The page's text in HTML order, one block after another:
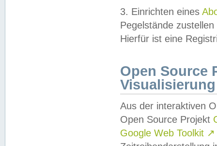
3. Einrichten eines
Pegelstände
Hierfür ist eine
Open Source
Visualisierung
Aus der interaktiven
Open Source Projekt
Google Web Toolkit ↗